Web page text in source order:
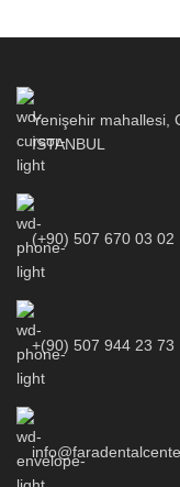
Yenişehir mahallesi,
İSTANBUL
(+90) 507 670 03 02
+(90) 507 944 23 73